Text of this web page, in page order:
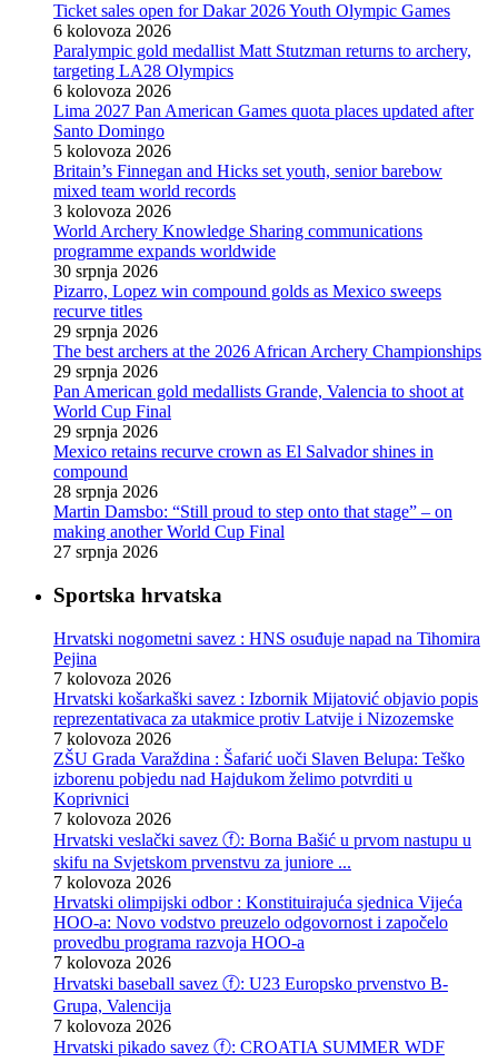
Ticket sales open for Dakar 2026 Youth Olympic Games
6 kolovoza 2026
Paralympic gold medallist Matt Stutzman returns to archery,
targeting LA28 Olympics
6 kolovoza 2026
Lima 2027 Pan American Games quota places updated after
Santo Domingo
5 kolovoza 2026
Britain’s Finnegan and Hicks set youth, senior barebow
mixed team world records
3 kolovoza 2026
World Archery Knowledge Sharing communications
programme expands worldwide
30 srpnja 2026
Pizarro, Lopez win compound golds as Mexico sweeps
recurve titles
29 srpnja 2026
The best archers at the 2026 African Archery Championships
29 srpnja 2026
Pan American gold medallists Grande, Valencia to shoot at
World Cup Final
29 srpnja 2026
Mexico retains recurve crown as El Salvador shines in
compound
28 srpnja 2026
Martin Damsbo: “Still proud to step onto that stage” – on
making another World Cup Final
27 srpnja 2026
Sportska hrvatska
Hrvatski nogometni savez : HNS osuđuje napad na Tihomira
Pejina
7 kolovoza 2026
Hrvatski košarkaški savez : Izbornik Mijatović objavio popis
reprezentativaca za utakmice protiv Latvije i Nizozemske
7 kolovoza 2026
ZŠU Grada Varaždina : Šafarić uoči Slaven Belupa: Teško
izborenu pobjedu nad Hajdukom želimo potvrditi u
Koprivnici
7 kolovoza 2026
Hrvatski veslački savez ⓕ: Borna Bašić u prvom nastupu u
skifu na Svjetskom prvenstvu za juniore ...
7 kolovoza 2026
Hrvatski olimpijski odbor : Konstituirajuća sjednica Vijeća
HOO-a: Novo vodstvo preuzelo odgovornost i započelo
provedbu programa razvoja HOO-a
7 kolovoza 2026
Hrvatski baseball savez ⓕ: U23 Europsko prvenstvo B-
Grupa, Valencija
7 kolovoza 2026
Hrvatski pikado savez ⓕ: CROATIA SUMMER WDF